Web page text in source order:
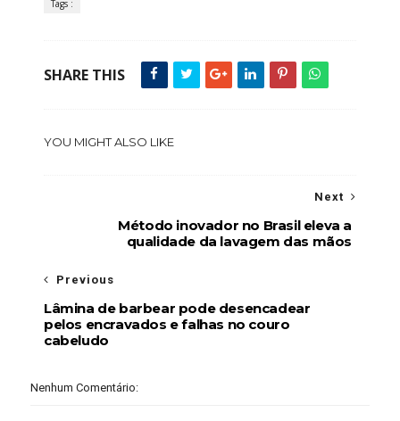
Tags :
SHARE THIS
YOU MIGHT ALSO LIKE
Next
Método inovador no Brasil eleva a
qualidade da lavagem das mãos
Previous
Lâmina de barbear pode desencadear
pelos encravados e falhas no couro
cabeludo
Nenhum Comentário: